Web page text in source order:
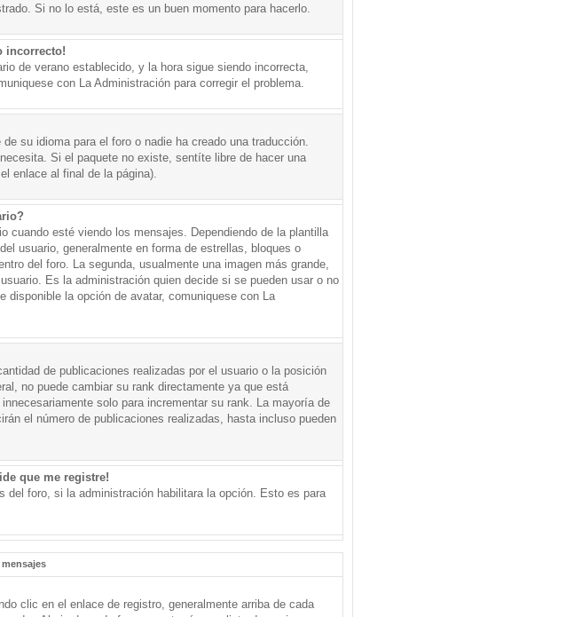
Si no lo está, este es un buen momento para hacerlo.
incorrecto!
de verano establecido, y la hora sigue siendo incorrecta,
con La Administración para corregir el problema.
su idioma para el foro o nadie ha creado una traducción.
Si el paquete no existe, sentíte libre de hacer una
enlace al final de la página).
cuando esté viendo los mensajes. Dependiendo de la plantilla
usuario, generalmente en forma de estrellas, bloques o
del foro. La segunda, usualmente una imagen más grande,
Es la administración quien decide si se pueden usar o no
la opción de avatar, comuniquese con La
de publicaciones realizadas por el usuario o la posición
no puede cambiar su rank directamente ya que está
solo para incrementar su rank. La mayoría de
el número de publicaciones realizadas, hasta incluso pueden
que me registre!
del foro, si la administración habilitara la opción. Esto es para
clic en el enlace de registro, generalmente arriba de cada